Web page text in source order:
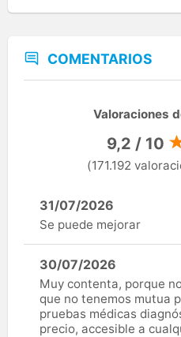
COMENTARIOS
Valoraciones
9,2 / 10
(171.192
31/07/2026
Se puede mejorar
30/07/2026
Muy contenta, porque
que no tenemos mutua
pruebas médicas
precio, accesible a